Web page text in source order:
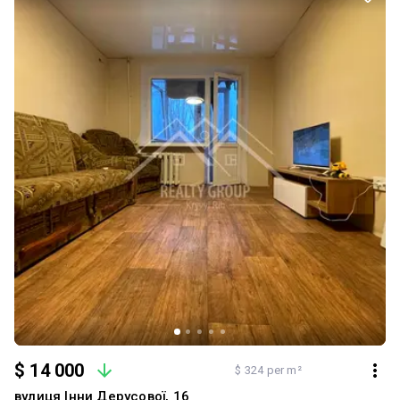
вашої уваги.
$ 14 000 $ 324 per m²
вулиця Інни Дерусової, 16